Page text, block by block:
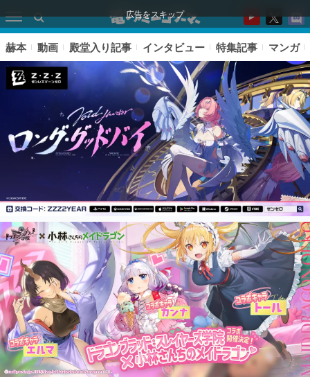
広告をスキップ
ピックアップ
電ファミのいま読まれている記事ランキング
アプリセール情報
インタビュー
連載・特集一覧
赫本 動画 殿堂入り記事 インタビュー 特集記事 マンガ